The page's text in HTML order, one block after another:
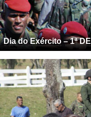
Dia do Exército – 1ª DE